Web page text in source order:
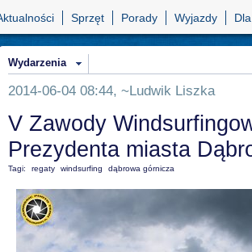
Sprzęt Porady Wyjazdy
Wydarzenia
2014-06-04 08:44, ~Ludwik Liszka
V Zawody
Prezydenta miasta
Tagi: regaty windsurfing dąbrowa górnicza